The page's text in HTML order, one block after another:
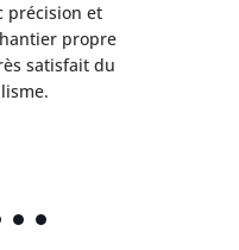
précision et
propre
satisfait du